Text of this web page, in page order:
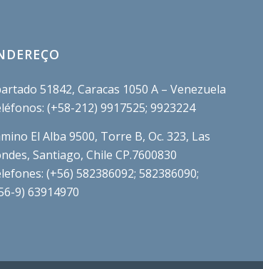
51842, Caracas 1050 A – Venezuela
(+58-212) 9917525; 9923224
El Alba 9500, Torre B, Oc. 323, Las
Santiago, Chile CP.7600830
(+56) 582386092; 582386090;
9) 63914970